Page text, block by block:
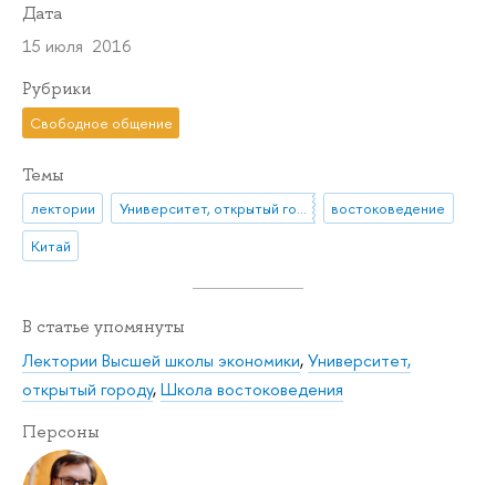
Дата
15 июля 2016
Рубрики
Свободное общение
Темы
лектории Университет, открытый городу
востоковедение
Китай
В статье упомянуты
Лектории Высшей школы экономики,Университет,
открытый городу,Школа востоковедения
Персоны